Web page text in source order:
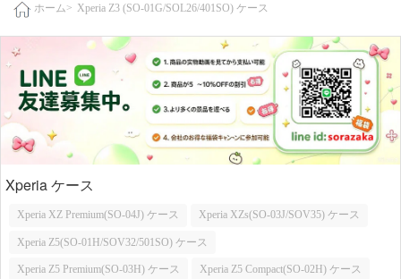
ホーム> Xperia Z3 (SO-01G/SOL26/401SO) ケース
Xperia ケース
Xperia XZ Premium(SO-04J) ケース Xperia XZs(SO-03J/SOV35) ケース
Xperia Z5(SO-01H/SOV32/501SO) ケース
Xperia Z5 Premium(SO-03H) ケース Xperia Z5 Compact(SO-02H) ケース